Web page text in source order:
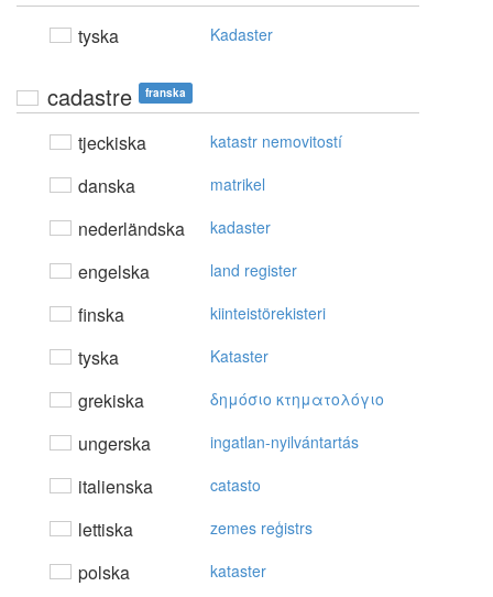
tyska Kadaster
cadastre franska
tjeckiska katastr nemovitostí
danska matrikel
nederländska kadaster
engelska land register
finska kiinteistörekisteri
tyska Kataster
grekiska δημόσιo κτηματoλόγιo
ungerska ingatlan-nyilvántartás
italienska catasto
lettiska zemes reģistrs
polska kataster